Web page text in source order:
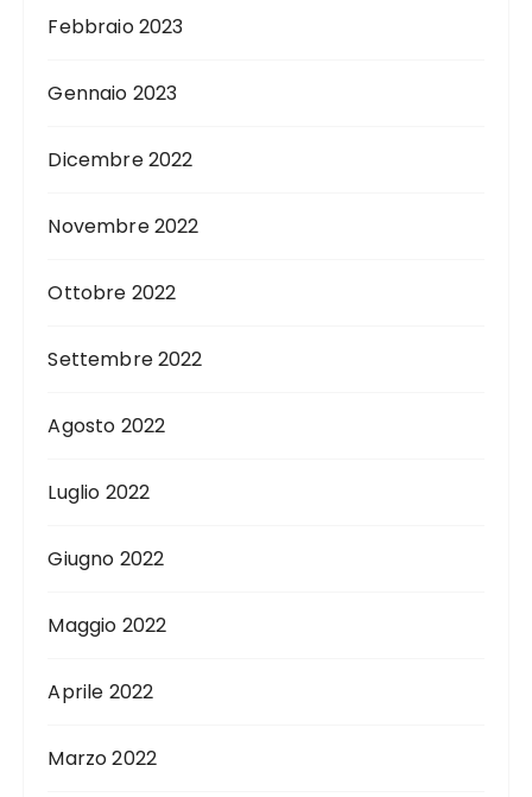
Febbraio 2023
Gennaio 2023
Dicembre 2022
Novembre 2022
Ottobre 2022
Settembre 2022
Agosto 2022
Luglio 2022
Giugno 2022
Maggio 2022
Aprile 2022
Marzo 2022